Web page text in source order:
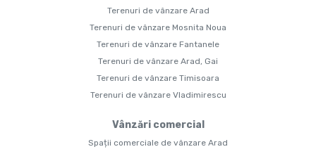
Terenuri de vânzare Arad
Terenuri de vânzare Mosnita Noua
Terenuri de vânzare Fantanele
Terenuri de vânzare Arad, Gai
Terenuri de vânzare Timisoara
Terenuri de vânzare Vladimirescu
Vânzări comercial
Spații comerciale de vânzare Arad